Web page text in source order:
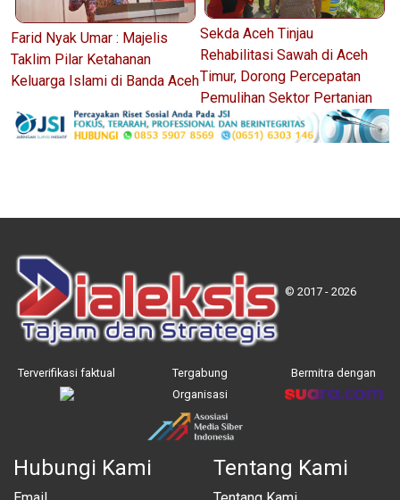
Farid Nyak Umar : Majelis
Taklim Pilar Ketahanan
Keluarga Islami di Banda Aceh
Sekda Aceh Tinjau
Rehabilitasi Sawah di Aceh
Timur, Dorong Percepatan
Pemulihan Sektor Pertanian
© 2017 - 2026
Terverifikasi faktual
Tergabung
Organisasi
Bermitra dengan
Hubungi Kami Tentang Kami